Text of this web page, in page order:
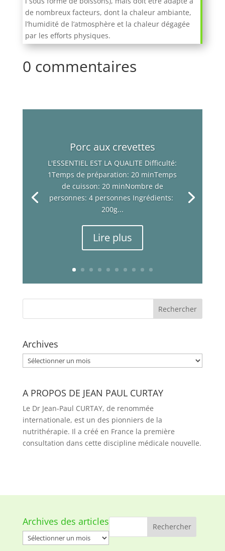
de nombreux facteurs, dont la chaleur ambiante,
l’humidité de l’atmosphère et la chaleur dégagée
par les efforts physiques.
0 commentaires
Porc aux crevettes
L'ESSENTIEL EST LA QUALITE Difficulté:
1Temps de préparation: 20 minTemps
de cuisson: 20 minNombre de
personnes: 4 personnes Ingrédients:
200g...
Lire plus
Archives
Archives
A PROPOS DE JEAN PAUL CURTAY
Le Dr Jean-Paul CURTAY, de renommée
internationale, est un des pionniers de la
nutrithérapie. Il a créé en France la première
consultation dans cette discipline médicale nouvelle.
Archives des articles
Archives
des